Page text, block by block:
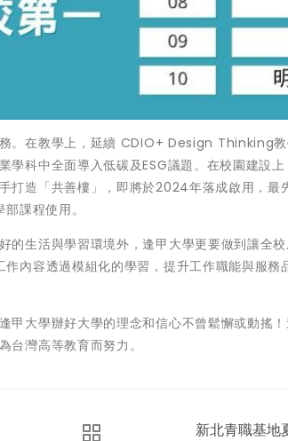
。在教學上，延續 CDIO+ Design Thinking
學科中全面導入低碳及ESG議題。在校園建設
打造「共善樓」，即將於2024年落成啟用，最
課程使用。
生活與學習環境外，逢甲大學更要做到讓全校
內容透過模組化的學習，提升工作職能與服務
甲大學辦好大學的理念和信心不曾鬆懈或動搖
台灣高等教育而努力。
新北青職基地